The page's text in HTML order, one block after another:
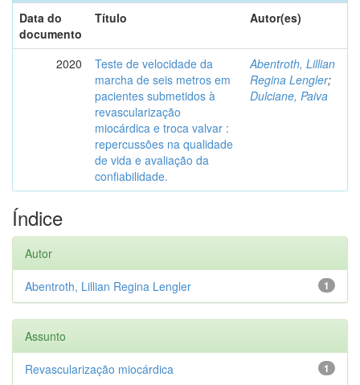
Data do
documento
Título Autor(es)
2020
Teste de velocidade da
marcha de seis metros em
pacientes submetidos à
revascularização
miocárdica e troca valvar :
repercussões na qualidade
de vida e avaliação da
confiabilidade.
Abentroth, Lillian
Regina Lengler;
Dulciane, Paiva
Índice
Autor
1
Abentroth, Lillian Regina Lengler
Assunto
1
Revascularização miocárdica